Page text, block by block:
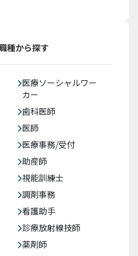
種から探す
医療ソーシャルワー
カー
歯科医師
医師
医療事務/受付
助産師
視能訓練士
調剤事務
看護助手
診療放射線技師
薬剤師